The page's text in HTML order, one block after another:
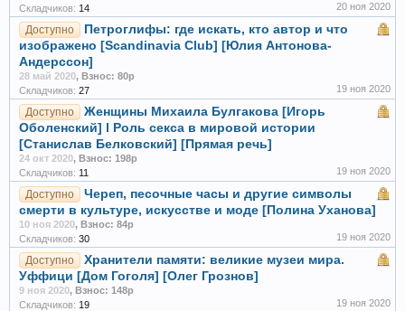
Складчиков: 14 20 ноя 2020
Доступно
Петроглифы: где искать, кто автор и что
изображено [Scandinavia Club] [Юлия Антонова-
Андерссон]
28 май 2020, Взнос: 80р
Складчиков: 27 19 ноя 2020
Доступно
Женщины Михаила Булгакова [Игорь
Оболенский] l Роль секса в мировой истории
[Станислав Белковский] [Прямая речь]
24 окт 2020, Взнос: 198р
Складчиков: 11 19 ноя 2020
Доступно
Череп, песочные часы и другие символы
смерти в культуре, искусстве и моде [Полина Уханова]
10 ноя 2020, Взнос: 84р
Складчиков: 30 19 ноя 2020
Доступно
Хранители памяти: великие музеи мира.
Уффици [Дом Гоголя] [Олег Грознов]
9 ноя 2020, Взнос: 148р
Складчиков: 19 19 ноя 2020